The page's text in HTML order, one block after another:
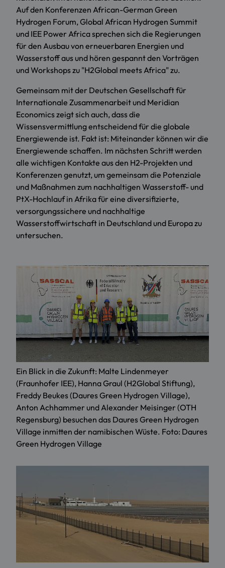
Auf den Konferenzen African-German Green
Hydrogen Forum, Global African Hydrogen Summit
und IEE Power Africa sprechen sich die Regierungen
für den Ausbau von erneuerbaren Energien und
Wasserstoff aus und hören gespannt den Vorträgen
und Workshops zu "H2Global meets Africa" zu.
Gemeinsam mit der Deutschen Gesellschaft für
Internationale Zusammenarbeit und Meridian
Economics zeigt sich auch, dass die
Wissensvermittlung entscheidend für die globale
Energiewende ist. Fakt ist: Miteinander können wir die
Energiewende schaffen. Im nächsten Schritt werden
alle wichtigen Kontakte aus den H2-Projekten und
Konferenzen genutzt, um gemeinsam die Potenziale
und Maßnahmen zum nachhaltigen Wasserstoff- und
PtX-Hochlauf in Afrika für eine diversifizierte,
versorgungssichere und nachhaltige
Wasserstoffwirtschaft in Deutschland und Europa zu
untersuchen.
Ein Blick in die Zukunft: Malte Lindenmeyer
(Fraunhofer IEE), Hanna Graul (H2Global Stiftung),
Freddy Beukes (Daures Green Hydrogen Village),
Anton Achhammer und Alexander Meisinger (OTH
Regensburg) besuchen das Daures Green Hydrogen
Village inmitten der namibischen Wüste. Foto: Daures
Green Hydrogen Village